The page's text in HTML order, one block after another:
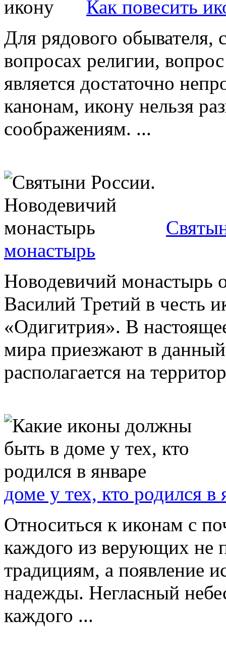
Как повесить
Для рядового обывателя,
вопросах религии,
является достаточно
канонам, икону нельзя
соображениям. ...
монастырь
Новодевичий монастырь
Василий Третий в честь
«Одигитрия». В
мира приезжают в
располагается на
доме у тех, кто родился в
Относиться к иконам с
каждого из верующих не
традициям, а появление
надежды. Негласный
каждого ...